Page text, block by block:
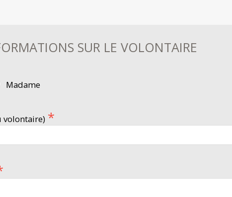
SUR LE VOLONTAIRE
Madame
volontaire)